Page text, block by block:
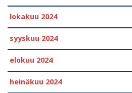
lokakuu 2024
syyskuu 2024
elokuu 2024
heinäkuu 2024